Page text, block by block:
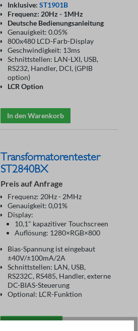
Inklusive: ST1901B
Frequenz: 20Hz - 1MHz
Deutsche Bedienungsanleitung
Genauigkeit: 0.05%
800x480 LCD-Farb-Display
Geschwindigkeit: 13ms
Schnittstellen: LAN-LXI, USB,
RS232, Handler, DCI, (GPIB
option)
LCR Option
In den Warenkorb
Transformatorentester
ST2840BX
Preis auf Anfrage
Frequenz: 20Hz - 2MHz
Genauigkeit: 0,01%
Display:
10,1" kapazitiver Touchscreen
Auflösung: 1280×RGB×800
Bias-Spannung ist eingebaut
±40V/±100mA/2A
Schnittstellen: LAN, USB,
RS232C, RS485, Handler, externe
DC-BIAS-Steuerung
Optional: LCR-Funktion
Anfrage stellen